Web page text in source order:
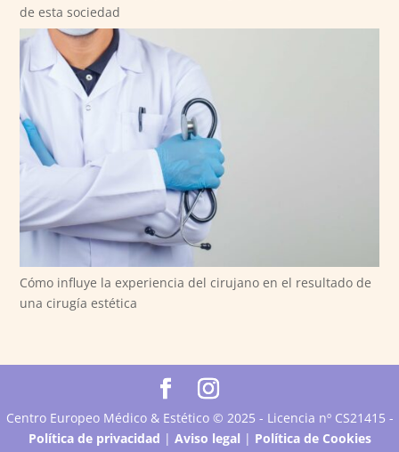
de esta sociedad
Cómo influye la experiencia del cirujano en el resultado de
una cirugía estética
Centro Europeo Médico & Estético © 2025 - Licencia nº CS21415 -
Política de privacidad | Aviso legal | Política de Cookies